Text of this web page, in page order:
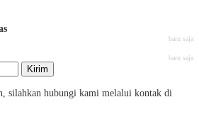
baru saja
baru saja
Kirim
silahkan hubungi kami melalui kontak di